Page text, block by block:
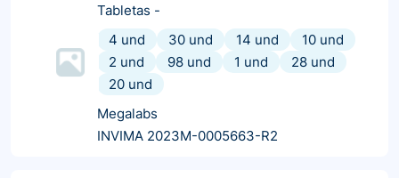
Tabletas -
4 und
30 und 14 und
10 und
2 und
98 und 1 und
28 und
20 und
Megalabs
INVIMA 2023M-0005663-R2